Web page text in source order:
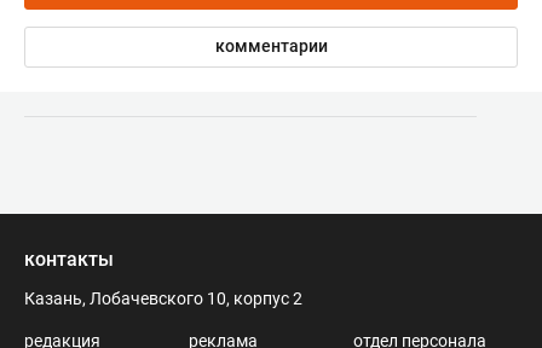
комментарии
контакты
Казань, Лобачевского 10, корпус 2
редакция
реклама
отдел персонала